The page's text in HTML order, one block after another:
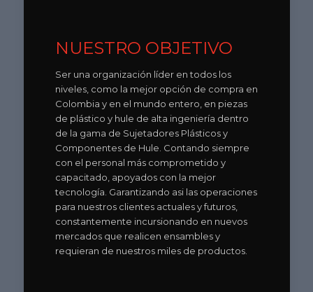
NUESTRO OBJETIVO
Ser una organización líder en todos los
niveles, como la mejor opción de compra en
Colombia y en el mundo entero, en piezas
de plástico y hule de alta ingeniería dentro
de la gama de Sujetadores Plásticos y
Componentes de Hule. Contando siempre
con el personal más comprometido y
capacitado, apoyados con la mejor
tecnología. Garantizando asi las operaciones
para nuestros clientes actuales y futuros,
constantemente incursionando en nuevos
mercados que realicen ensambles y
requieran de nuestros miles de productos.